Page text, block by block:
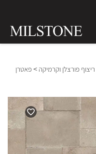
ריצוף פורצלן וקרמיקה >פאטרן